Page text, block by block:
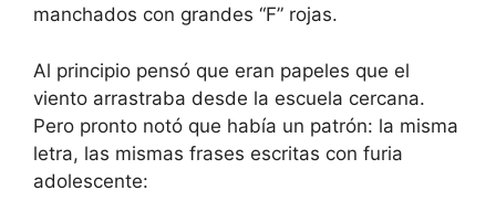
manchados con grandes “F” rojas.
Al principio pensó que eran papeles que el
viento arrastraba desde la escuela cercana.
Pero pronto notó que había un patrón: la misma
letra, las mismas frases escritas con furia
adolescente: